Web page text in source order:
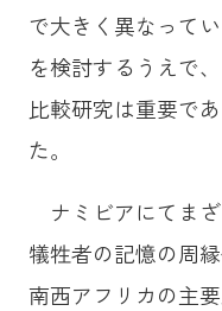
で大きく異なって
を検討するうえで
比較研究は重要で
た。
ナミビアにてまざ
犠牲者の記憶の周
南西アフリカの主